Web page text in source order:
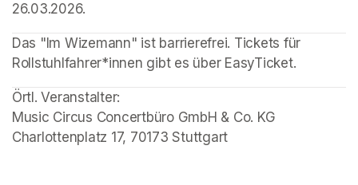
26.03.2026.
Das "Im Wizemann" ist barrierefrei. Tickets für
Rollstuhlfahrer*innen gibt es über EasyTicket.
Örtl. Veranstalter:
Music Circus Concertbüro GmbH & Co. KG
Charlottenplatz 17, 70173 Stuttgart